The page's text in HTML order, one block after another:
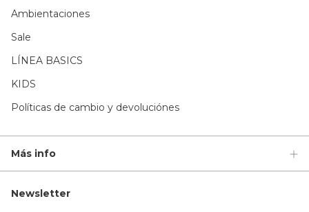
Ambientaciones
Sale
LÍNEA BASICS
KIDS
Políticas de cambio y devoluciónes
Más info
Newsletter